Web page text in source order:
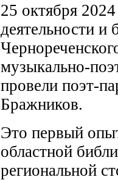
25 октября
деятельности и
музыкально-
провели поэт-
Бражников.
Это первый
областной
региональной